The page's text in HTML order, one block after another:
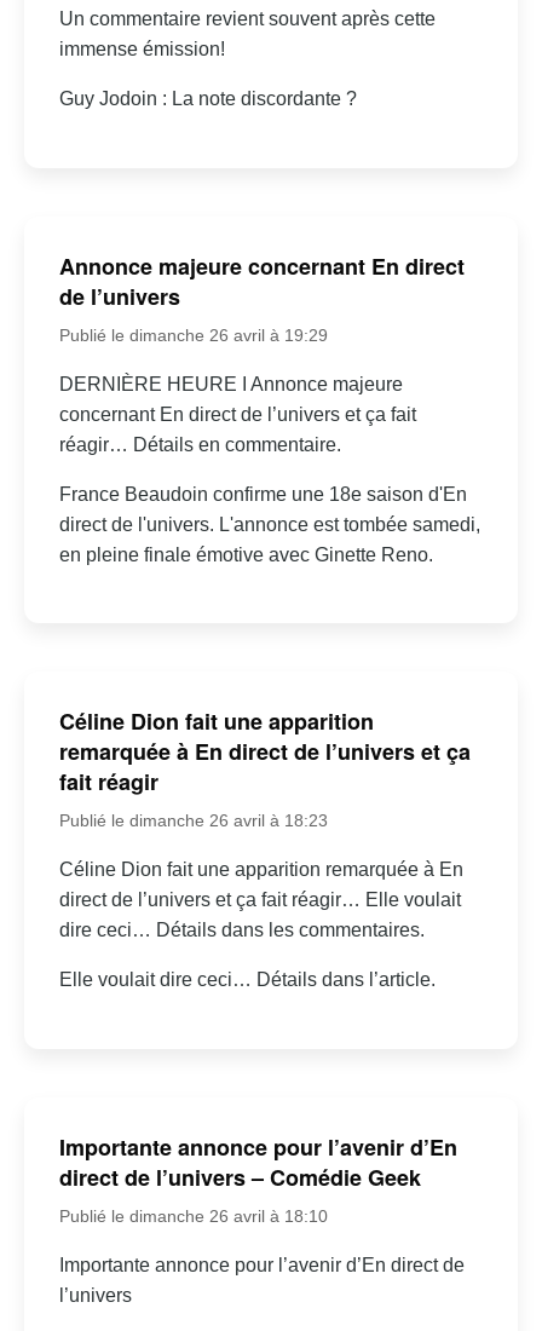
Un commentaire revient souvent après cette
immense émission!
Guy Jodoin : La note discordante ?
Annonce majeure concernant En direct
de l’univers
Publié le dimanche 26 avril à 19:29
DERNIÈRE HEURE I Annonce majeure
concernant En direct de l’univers et ça fait
réagir… Détails en commentaire.
France Beaudoin confirme une 18e saison d'En
direct de l'univers. L'annonce est tombée samedi,
en pleine finale émotive avec Ginette Reno.
Céline Dion fait une apparition
remarquée à En direct de l’univers et ça
fait réagir
Publié le dimanche 26 avril à 18:23
Céline Dion fait une apparition remarquée à En
direct de l’univers et ça fait réagir… Elle voulait
dire ceci… Détails dans les commentaires.
Elle voulait dire ceci… Détails dans l’article.
Importante annonce pour l’avenir d’En
direct de l’univers – Comédie Geek
Publié le dimanche 26 avril à 18:10
Importante annonce pour l’avenir d’En direct de
l’univers